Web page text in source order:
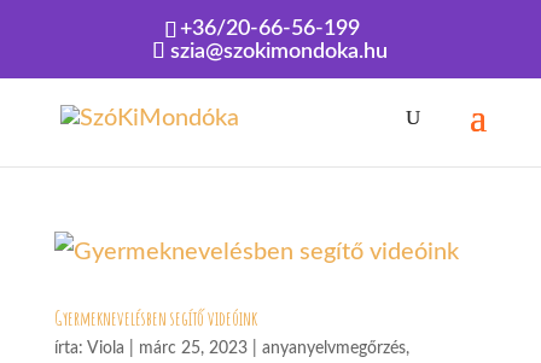
+36/20-66-56-199
szia@szokimondoka.hu
Kezdőlap»önállóság
Gyermeknevelésben segítő videóink
írta: Viola márc 25, 2023| anyanyelvmegőrzés,